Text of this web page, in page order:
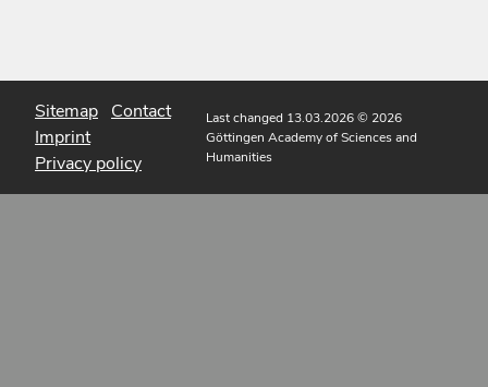
Sitemap Contact
Imprint
Privacy policy
Last changed 13.03.2026© 2026
Göttingen Academy of Sciences and
Humanities